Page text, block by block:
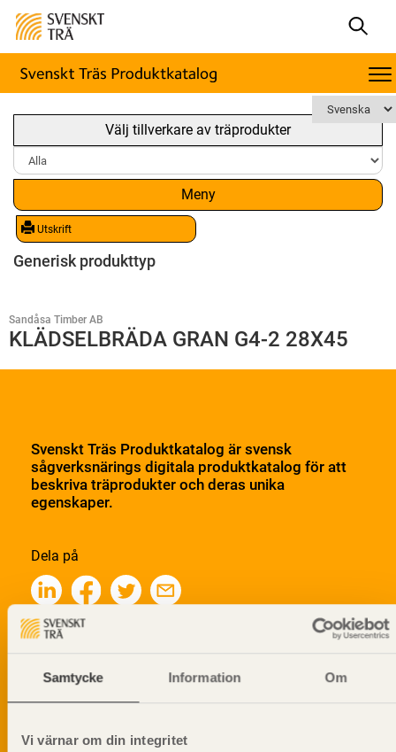
Samtycke Information Om
Vi värnar om din integritet
Välj tillverkare av träprodukter
Meny
Utskrift
Generisk produkttyp
Sandåsa Timber AB
KLÄDSELBRÄDA GRAN G4-2 28X45
Svenskt Träs Produktkatalog är svensk
sågverksnärings digitala produktkatalog för att
beskriva träprodukter och deras unika
egenskaper.
Dela på
informationsutskick!